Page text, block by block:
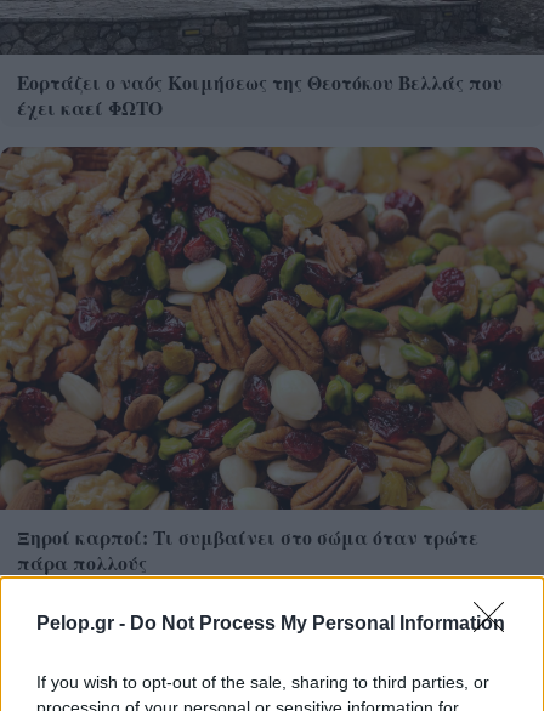
Pelop.gr - Do Not Process My Personal Information
If you wish to opt-out of the sale, sharing to third parties, or
processing of your personal or sensitive information for
Εορτάζει ο ναός Κοιμήσεως της Θεοτόκου Βελλάς που
έχει καεί ΦΩΤΟ
Ξηροί καρποί: Τι συμβαίνει στο σώμα όταν τρώτε
πάρα πολλούς